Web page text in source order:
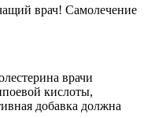
врач! Самолечение
врачи
кислоты,
добавка должна